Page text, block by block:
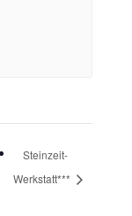
Steinzeit-
Werkstatt***